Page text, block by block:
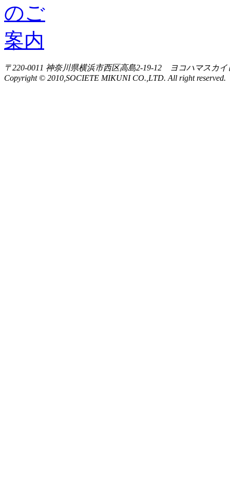
〒220-0011 神奈川県横浜市西区高島2-19-12 ヨコハマスカイ
Copyright © 2010,SOCIETE MIKUNI CO.,LTD. All right reserved.